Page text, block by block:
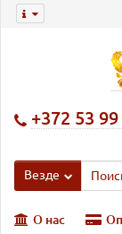
+372 53
Везде
О нас